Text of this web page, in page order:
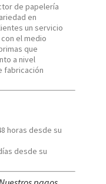
de papelería
en
un servicio
el medio
que
a nivel
fabricación
horas desde su
desde su